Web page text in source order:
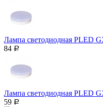
Лампа светодиодная PLED
84 Р
Лампа светодиодная PLED
59 Р